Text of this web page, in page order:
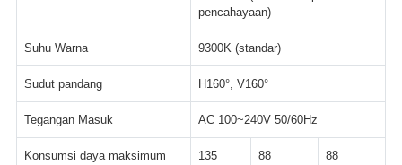
pencahayaan)
Suhu Warna 9300K (standar)
Sudut pandang H160°, V160°
Tegangan Masuk AC 100~240V 50/60Hz
Konsumsi daya maksimum
135
88
88